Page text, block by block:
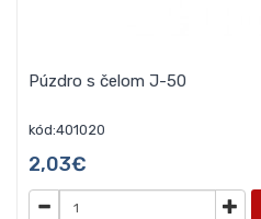
Púzdro s čelom J-50
kód:401020
2,03€